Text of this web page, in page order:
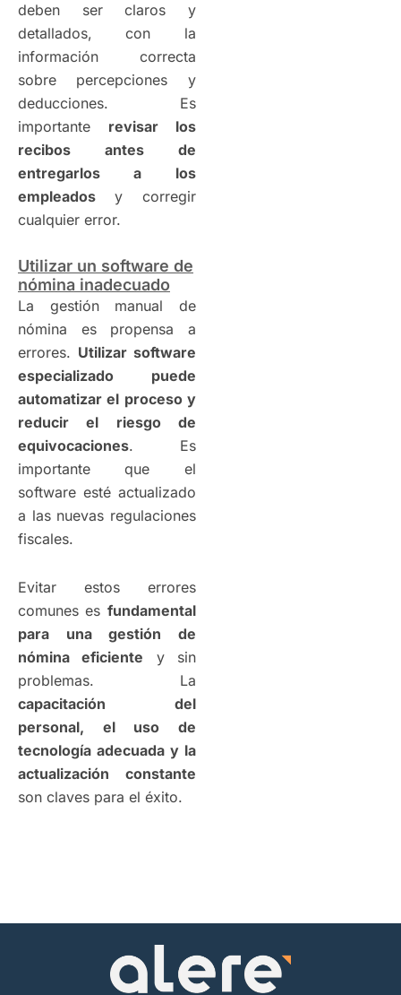
deben ser claros y
detallados, con la
información correcta
sobre percepciones y
deducciones. Es
importante revisar los
recibos antes de
entregarlos a los
empleados y corregir
cualquier error.
Utilizar un software de
nómina inadecuado
La gestión manual de
nómina es propensa a
errores. Utilizar software
especializado puede
automatizar el proceso y
reducir el riesgo de
equivocaciones. Es
importante que el
software esté actualizado
a las nuevas regulaciones
fiscales.
Evitar estos errores
comunes es fundamental
para una gestión de
nómina eficiente y sin
problemas. La
capacitación del
personal, el uso de
tecnología adecuada y la
actualización constante
son claves para el éxito.